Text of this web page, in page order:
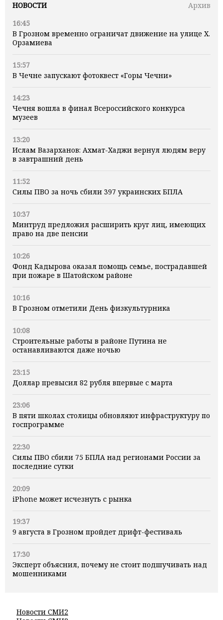
НОВОСТИ
Архив
16:45
В Грозном временно ограничат движение на улице Х.
Орзамиева
15:57
В Чечне запускают фотоквест «Горы Чечни»
14:23
Чечня вошла в финал Всероссийского конкурса
музеев
13:20
Ислам Вазарханов: Ахмат-Хаджи вернул людям веру
в завтрашний день
11:52
Силы ПВО за ночь сбили 397 украинских БПЛА
10:37
Минтруд предложил расширить круг лиц, имеющих
право на две пенсии
10:26
Фонд Кадырова оказал помощь семье, пострадавшей
при пожаре в Шатойском районе
10:16
В Грозном отметили День физкультурника
10:08
Строительные работы в районе Путина не
останавливаются даже ночью
23:15
Доллар превысил 82 рубля впервые с марта
23:06
В пяти школах столицы обновляют инфраструктуру по
госпрограмме
22:30
Силы ПВО сбили 75 БПЛА над регионами России за
последние сутки
20:09
iPhone может исчезнуть с рынка
19:37
9 августа в Грозном пройдет дрифт-фестиваль
17:30
Эксперт объяснил, почему не стоит подшучивать над
мошенниками
Новости СМИ2